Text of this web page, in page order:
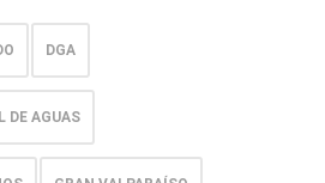
DGA
DE AGUAS